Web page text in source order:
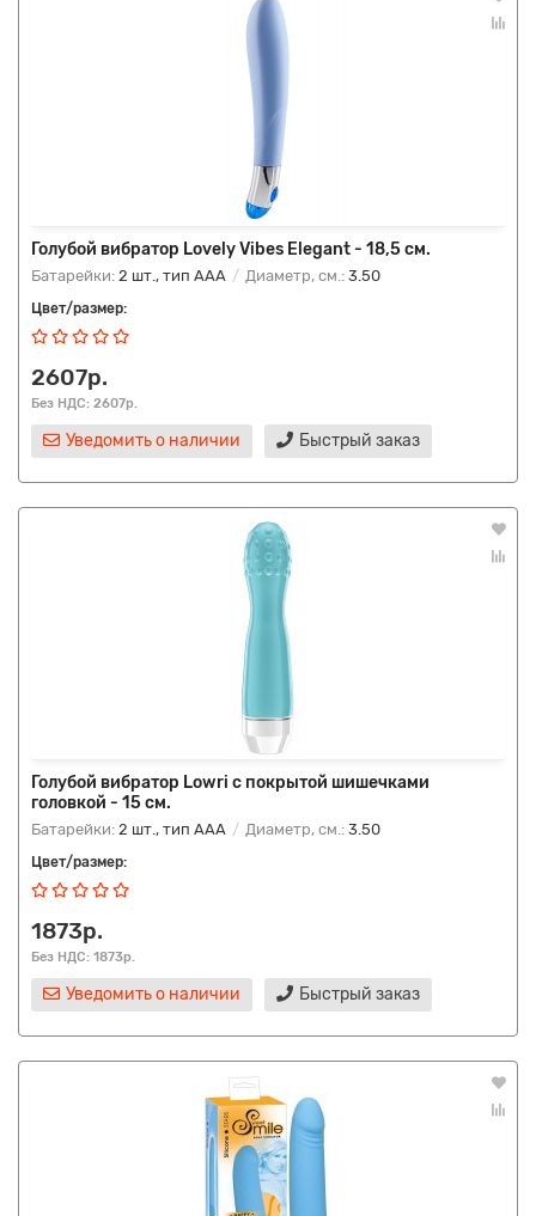
Голубой вибратор Lovely Vibes Elegant - 18,5 см.
Батарейки: 2 шт., тип AAA Диаметр, см.: 3.50
Цвет/размер:
2607р.
Без НДС: 2607р.
Уведомить о наличии Быстрый заказ
Голубой вибратор Lowri с покрытой шишечками
головкой - 15 см.
Батарейки: 2 шт., тип AAA Диаметр, см.: 3.50
Цвет/размер:
1873р.
Без НДС: 1873р.
Уведомить о наличии Быстрый заказ